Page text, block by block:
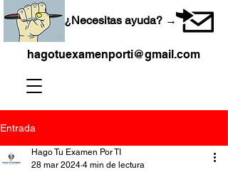
¿Necesitas ayuda? →
hagotuexamenporti@gmail.com
Entrada
Hago Tu Examen Por TI
28 mar 2024 4 min de lectura